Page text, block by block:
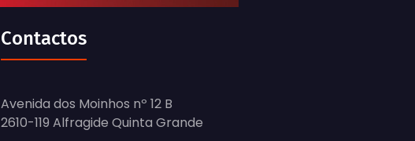
Contactos
Avenida dos Moinhos nº 12 B
2610-119 Alfragide Quinta Grande